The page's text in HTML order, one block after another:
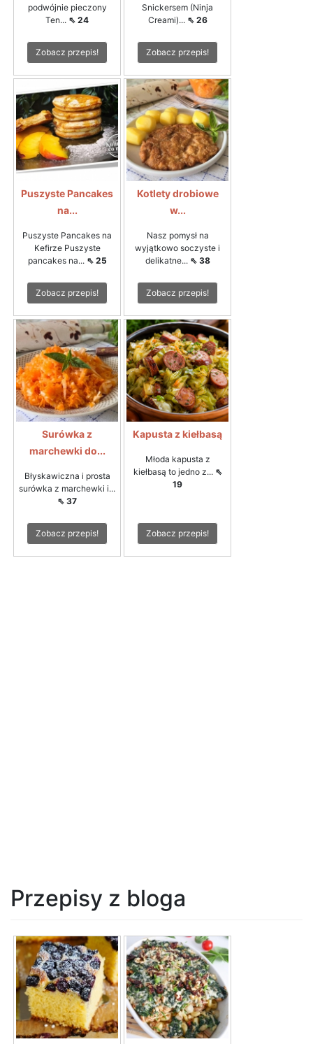
podwójnie pieczony
Ten... ⇖ 24
Zobacz przepis!
Snickersem (Ninja
Creami)... ⇖ 26
Zobacz przepis!
Puszyste Pancakes
na...
Puszyste Pancakes na
Kefirze Puszyste
pancakes na... ⇖ 25
Zobacz przepis!
Kotlety drobiowe
w...
Nasz pomysł na
wyjątkowo soczyste i
delikatne... ⇖ 38
Zobacz przepis!
Surówka z
marchewki do...
Błyskawiczna i prosta
surówka z marchewki i...
⇖ 37
Zobacz przepis!
Kapusta z kiełbasą
Młoda kapusta z
kiełbasą to jedno z... ⇖
19
Zobacz przepis!
Przepisy z bloga